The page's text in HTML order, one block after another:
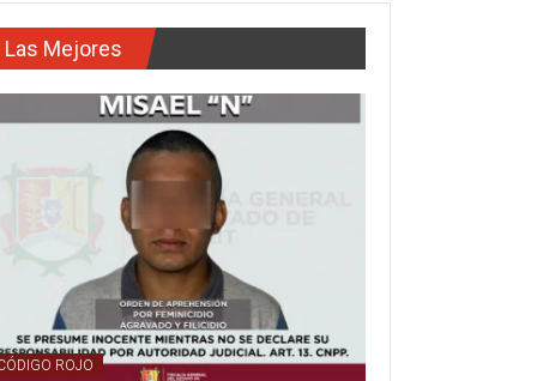
Las Mejores
ROJO